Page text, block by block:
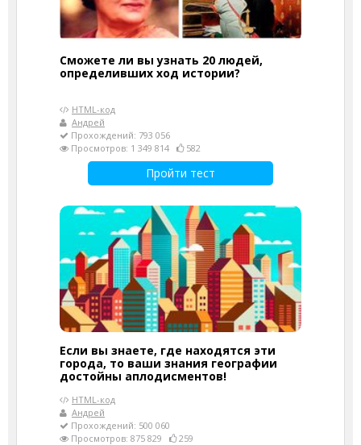
Сможете ли вы узнать 20 людей,
определивших ход истории?
HTML-код
Андрей
Прохождений: 793 056
Просмотров: 1 349 814
582
Пройти тест
Если вы знаете, где находятся эти
города, то ваши знания географии
достойны аплодисментов!
HTML-код
Андрей
Прохождений: 500 060
Просмотров: 875 829
259